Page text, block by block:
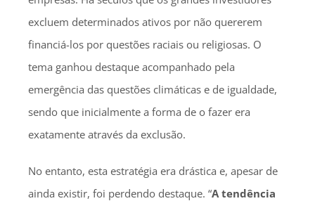
excluem determinados ativos por não quererem
financiá-los por questões raciais ou religiosas. O
tema ganhou destaque acompanhado pela
emergência das questões climáticas e de igualdade,
sendo que inicialmente a forma de o fazer era
exatamente através da exclusão.
No entanto, esta estratégia era drástica e, apesar de
ainda existir, foi perdendo destaque. “A tendência